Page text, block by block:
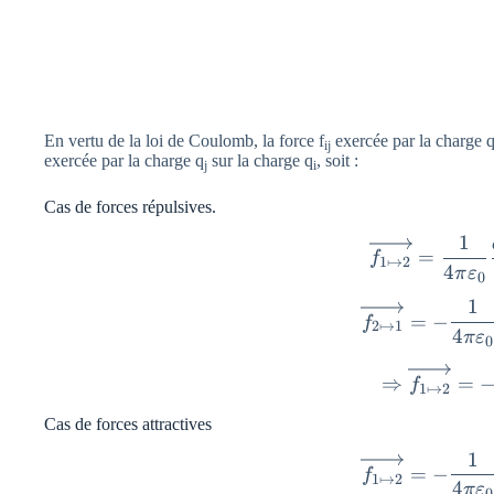
En vertu de la loi de Coulomb, la force fij exercée par la charge q
exercée par la charge qj sur la charge qi, soit :
Cas de forces répulsives.
f1↦2 =
4πε0
1
f2↦1 = −
4πε0
1
⇒ f1↦2 = −
Cas de forces attractives
f1↦2 = −
4πε
1